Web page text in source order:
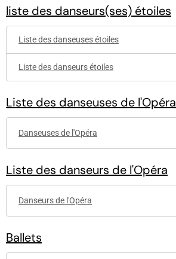
liste des danseurs(ses) étoiles
Liste des danseuses étoiles
Liste des danseurs étoiles
Liste des danseuses de l'Opéra
Danseuses de l'Opéra
Liste des danseurs de l'Opéra
Danseurs de l'Opéra
Ballets